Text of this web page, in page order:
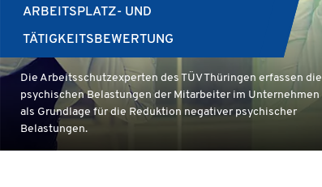
ARBEITSPLATZ- UND
TÄTIGKEITSBEWERTUNG
Die Arbeitsschutzexperten des TÜV Thüringen erfassen die
psychischen Belastungen der Mitarbeiter im Unternehmen
als Grundlage für die Reduktion negativer psychischer
Belastungen.